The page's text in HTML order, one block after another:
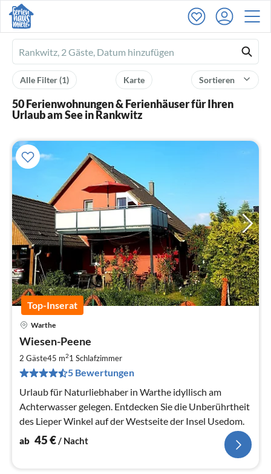
Ferienhausmiete
logo
Sortieren
Karte
Alle Filter(1)
50 Ferienwohnungen & Ferienhäuser für Ihren
Urlaub am See in Rankwitz
Top-Inserat
Warthe
Wiesen-Peene
2 Gäste45 m21 Schlafzimmer
5 Bewertungen
Urlaub für Naturliebhaber in Warthe idyllisch am
Achterwasser gelegen. Entdecken Sie die Unberührtheit
des Lieper Winkel auf der Westseite der Insel Usedom.
ab 45€/ Nacht